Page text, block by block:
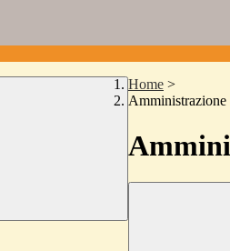
Home >
Amministrazione